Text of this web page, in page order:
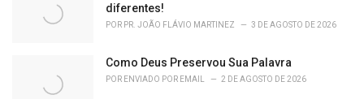
diferentes!
POR PR. JOÃO FLÁVIO MARTINEZ 3 DE AGOSTO DE 2026
Como Deus Preservou Sua Palavra
POR ENVIADO POR EMAIL 2 DE AGOSTO DE 2026